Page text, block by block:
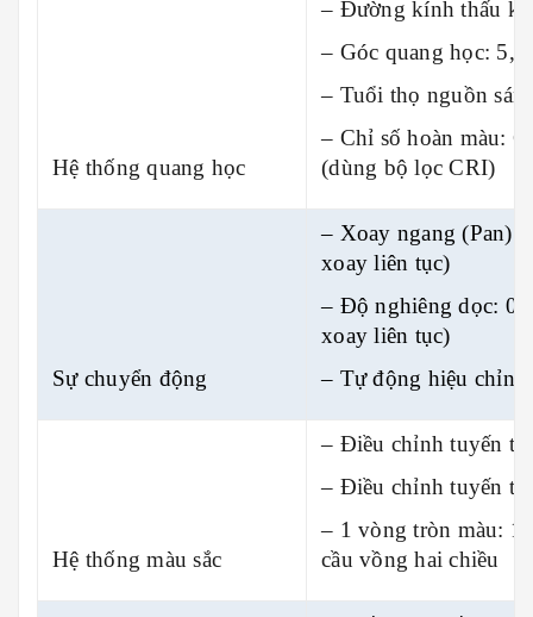
Hệ thống quang học
– Đường kính thấu
– Góc quang học:
– Tuổi thọ nguồn
– Chỉ số hoàn màu:
(dùng bộ lọc CRI)
Sự chuyển động
– Xoay ngang (Pan):
xoay liên tục)
– Độ nghiêng dọc:
xoay liên tục)
– Tự động hiệu
Hệ thống màu sắc
– Điều chỉnh tuyến
– Điều chỉnh tuyến
– 1 vòng tròn màu:
cầu vồng hai chiều